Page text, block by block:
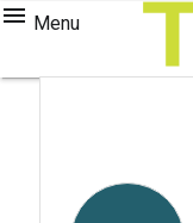
Menu